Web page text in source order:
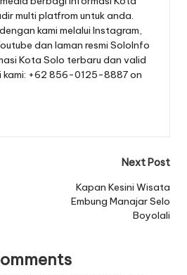
multi platfrom untuk anda.
kami melalui Instagram,
dan laman resmi SoloInfo
Kota Solo terbaru dan valid
kami: +62 856-0125-8887 on
Next Post
Kapan Kesini Wisata
Embung Manajar Selo
Boyolali